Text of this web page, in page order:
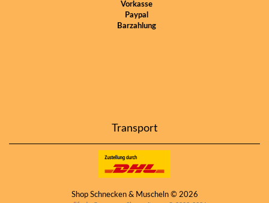
Vorkasse
Paypal
Barzahlung
Transport
Shop Schnecken & Muscheln © 2026